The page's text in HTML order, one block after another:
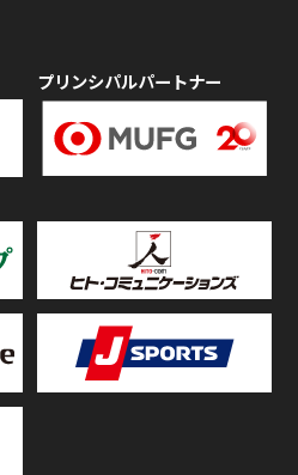
プリンシパルパートナー